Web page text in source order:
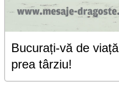
Bucurați-vă de
prea târziu!